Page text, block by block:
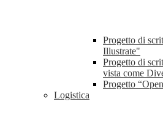
Progetto di
Illustrate"
Progetto di
vista come
Progetto
Logistica